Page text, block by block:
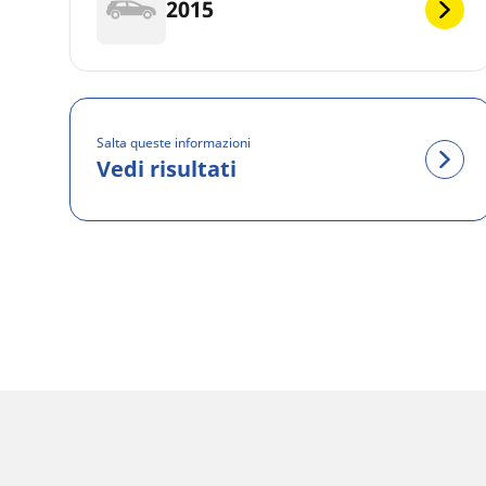
2015
Salta queste informazioni
Vedi risultati